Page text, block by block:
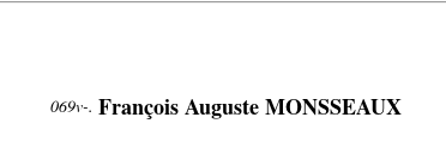
069v-. François Auguste MONSSEAUX